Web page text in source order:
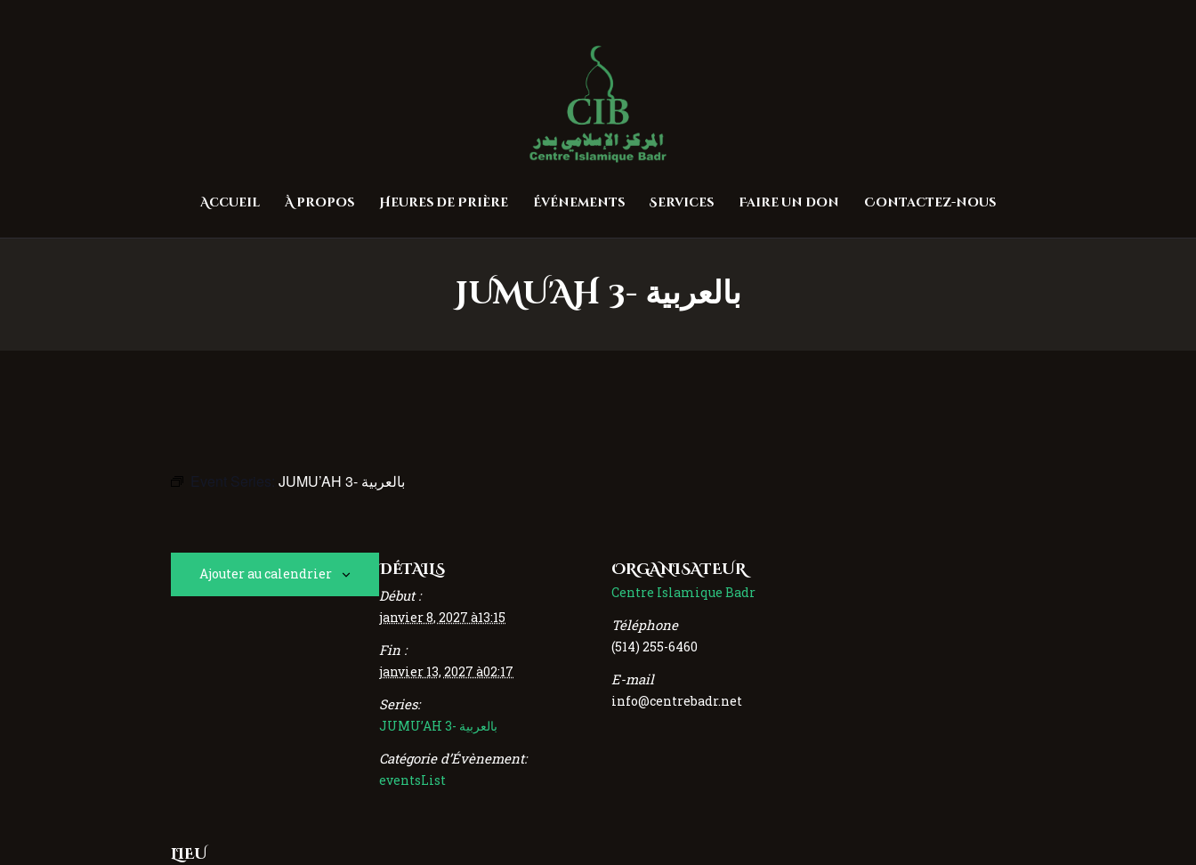
Accueil À propos Heures de Prière Événements Services Faire un don Contactez-nous
JUMU'AH 3- بالعربية
Centre Islamique Badr
Heures de Prière
Événements
Faire un don
Event Series: JUMU’AH 3- بالعربية
Ajouter au calendrier DÉTAILS
Début :
janvier 8, 2027 à13:15
Fin :
janvier 13, 2027 à02:17
Series:
JUMU’AH 3- بالعربية
Catégorie d’Évènement:
eventsList
ORGANISATEUR
Centre Islamique Badr
Téléphone
(514) 255-6460
E-mail
info@centrebadr.net
LIEU